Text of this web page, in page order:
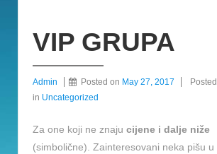
VIP GRUPA
Admin Posted on May 27, 2017
Posted
in Uncategorized
Za one koji ne znaju cijene i dalje niže
(simbolične). Zainteresovani neka pišu u